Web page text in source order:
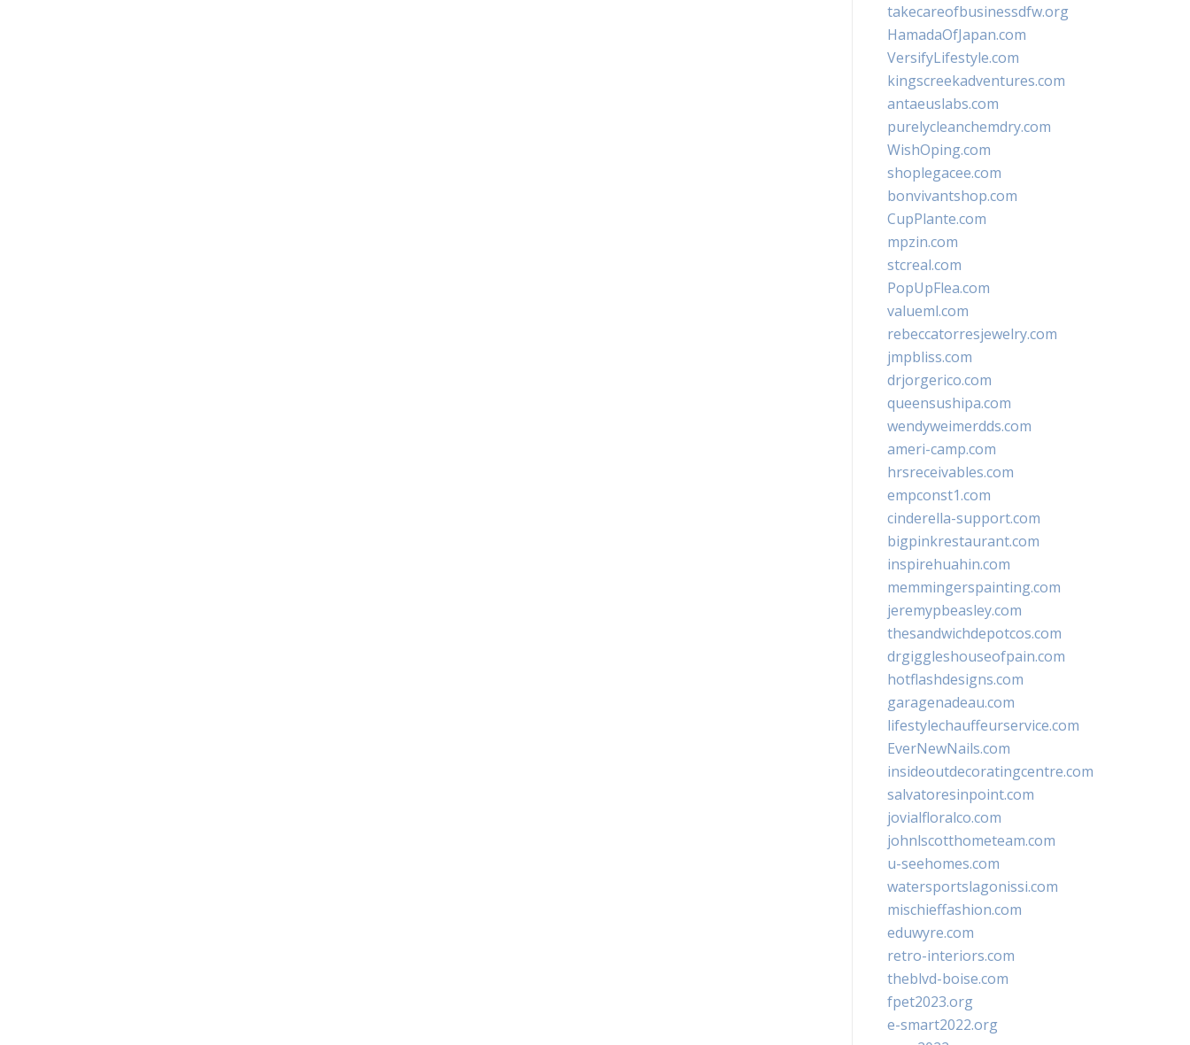
takecareofbusinessdfw.org
HamadaOfJapan.com
VersifyLifestyle.com
kingscreekadventures.com
antaeuslabs.com
purelycleanchemdry.com
WishOping.com
shoplegacee.com
bonvivantshop.com
CupPlante.com
mpzin.com
stcreal.com
PopUpFlea.com
valueml.com
rebeccatorresjewelry.com
jmpbliss.com
drjorgerico.com
queensushipa.com
wendyweimerdds.com
ameri-camp.com
hrsreceivables.com
empconst1.com
cinderella-support.com
bigpinkrestaurant.com
inspirehuahin.com
memmingerspainting.com
jeremypbeasley.com
thesandwichdepotcos.com
drgiggleshouseofpain.com
hotflashdesigns.com
garagenadeau.com
lifestylechauffeurservice.com
EverNewNails.com
insideoutdecoratingcentre.com
salvatoresinpoint.com
jovialfloralco.com
johnlscotthometeam.com
u-seehomes.com
watersportslagonissi.com
mischieffashion.com
eduwyre.com
retro-interiors.com
theblvd-boise.com
fpet2023.org
e-smart2022.org